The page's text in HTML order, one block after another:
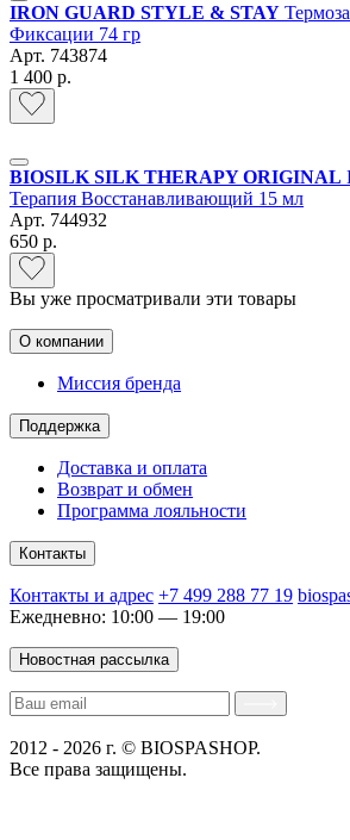
IRON GUARD STYLE & STAY
Фиксации 74 гр
Арт. 743874
1 400 р.
BIOSILK SILK THERAPY ORIGINAL
Терапия Восстанавливающий 15 мл
Арт. 744932
650 р.
Вы уже просматривали эти товары
О компании
Миссия бренда
Поддержка
Доставка и оплата
Возврат и обмен
Программа лояльности
Контакты
Контакты и адрес +7 499 288 77 19
Ежедневно: 10:00 — 19:00
Новостная рассылка
2012 - 2026 г. © BIOSPASHOP.
Все права защищены.